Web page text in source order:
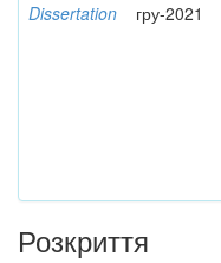
Dissertation гру-2021
Розкриття